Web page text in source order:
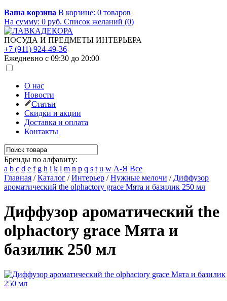
Ваша корзина В корзине: 0 товаров
На сумму: 0 руб. Список желаний (0)
ПОСУДА И ПРЕДМЕТЫ ИНТЕРЬЕРА
+7 (911) 924-49-36
Ежедневно с 09:30 до 20:00
О нас
Новости
Статьи
Скидки и акции
Доставка и оплата
Контакты
Бренды по алфавиту:
a b c d e f g h i k l m n p q s t u w А-Я Все
Главная /Каталог /Интерьер /Нужные мелочи / Диффузор
ароматический the olphactory grace Мята и базилик 250 мл
Диффузор ароматический the
olphactory grace Мята и
базилик 250 мл